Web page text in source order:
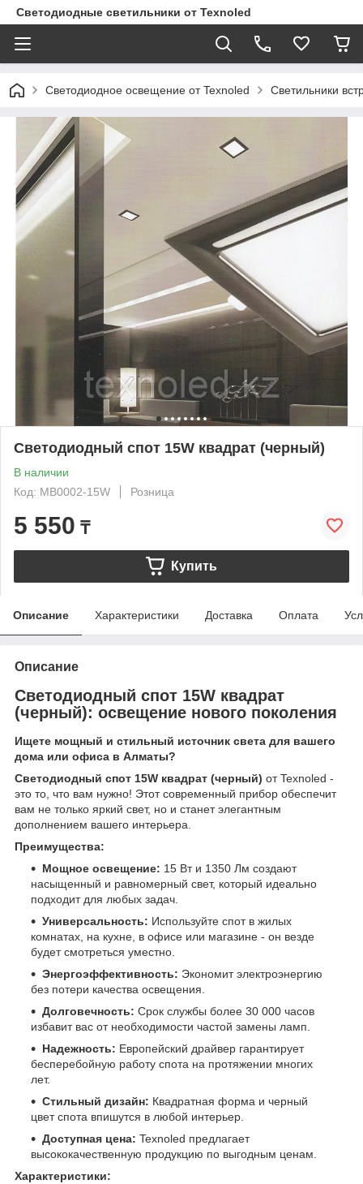
Светодиодные светильники от Texnoled
Светодиодное освещение от Texnoled Светильники
Светодиодный спот 15W квадрат (черный)
В наличии
Код: МВ0002-15W
Розница
5 550 ₸
Купить
Описание Характеристики Доставка Оплата
Описание
Светодиодный спот 15W квадрат
(черный): освещение нового поколения
Ищете мощный и стильный источник света для вашего
дома или офиса в Алматы?
Светодиодный спот 15W квадрат (черный) от Texnoled -
это то, что вам нужно! Этот современный прибор обеспечит
вам не только яркий свет, но и станет элегантным
дополнением вашего интерьера.
Преимущества:
Мощное освещение: 15 Вт и 1350 Лм создают
насыщенный и равномерный свет, который идеально
подходит для любых задач.
Универсальность: Используйте спот в жилых
комнатах, на кухне, в офисе или магазине - он везде
будет смотреться уместно.
Энергоэффективность: Экономит электроэнергию
без потери качества освещения.
Долговечность: Срок службы более 30 000 часов
избавит вас от необходимости частой замены ламп.
Надежность: Европейский драйвер гарантирует
бесперебойную работу спота на протяжении многих
лет.
Стильный дизайн: Квадратная форма и черный
цвет спота впишутся в любой интерьер.
Доступная цена: Texnoled предлагает
высококачественную продукцию по выгодным ценам.
Характеристики: